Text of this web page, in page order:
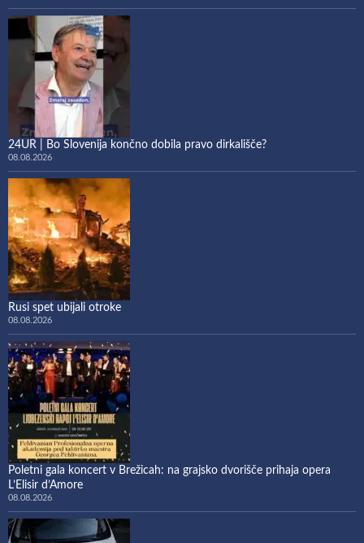
24UR | Bo Slovenija končno dobila pravo dirkališče?
08.08.2026
Rusi spet ubijali otroke
08.08.2026
Poletni gala koncert v Brežicah: na grajsko dvorišče prihaja opera
L’Elisir d’Amore
08.08.2026